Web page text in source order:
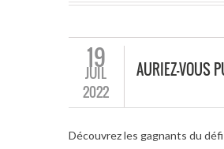
19
JUIL
2022
AURIEZ-VOUS
Découvrez les gagnants du